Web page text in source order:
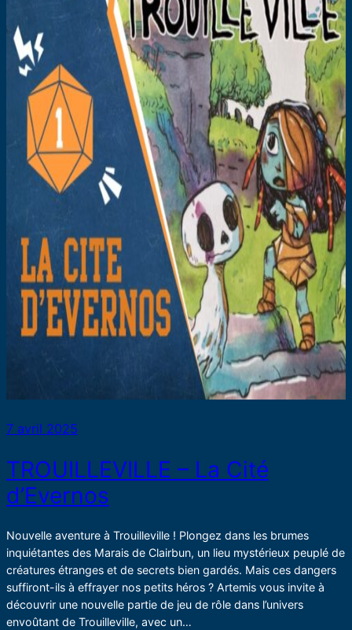
7 avril 2025
TROUILLEVILLE – La Cité
d’Evernos
Nouvelle aventure à Trouilleville ! Plongez dans les brumes
inquiétantes des Marais de Clairbun, un lieu mystérieux peuplé de
créatures étranges et de secrets bien gardés. Mais ces dangers
suffiront-ils à effrayer nos petits héros ? Artemis vous invite à
découvrir une nouvelle partie de jeu de rôle dans l’univers
envoûtant de Trouilleville, avec un…